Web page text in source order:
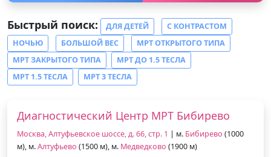
Быстрый поиск: ДЛЯ ДЕТЕЙ
С КОНТРАСТОМ
НОЧЬЮ
БОЛЬШОЙ ВЕС
МРТ ОТКРЫТОГО ТИПА
МРТ ЗАКРЫТОГО ТИПА
МРТ ДО 1.5 ТЕСЛА
МРТ 1.5 ТЕСЛА
МРТ 3 ТЕСЛА
Диагностический Центр МРТ Бибирево
Москва, Алтуфьевское шоссе, д. 66, стр. 1 | м. Бибирево (1000
м), м.Алтуфьево (1500 м), м. Медведково (1900 м)